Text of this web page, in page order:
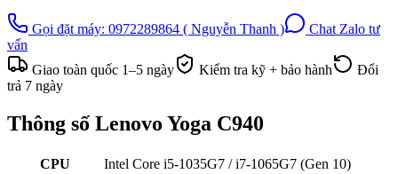
Gọi đặt máy: 0972289864 ( Nguyễn Thanh )
Chat Zalo tư
vấn
Giao toàn quốc 1–5 ngày Kiểm tra kỹ + bảo hành
Đổi
trả 7 ngày
Thông số Lenovo Yoga C940
CPU
Intel Core i5-1035G7 / i7-1065G7 (Gen 10)